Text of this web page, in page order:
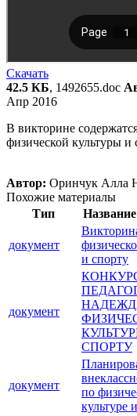
Скачать
42.5 КБ, 1492655.doc
Апр 2016
В викторине
физической культуры и
Автор: Оринчук Алла
Похожие материалы
Тип
документ
и спорту
документ
СПОРТУ
документ
по
культуре